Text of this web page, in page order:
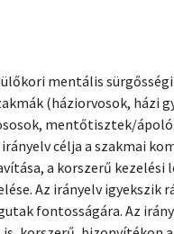
mentális
(háziorvosok, házi
mentőtisztek/
célja a szakmai
a korszerű kezelési
Az irányelv igyekszik
fontosságára. Az